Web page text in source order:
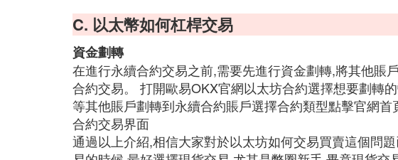
C. 以太幣如何杠桿交易
資金劃轉
在進行永續合約交易之前,需要先進行資金劃轉,將其他賬
合約交易。 打開歐易OKX官網以太坊合約選擇想要劃轉
等其他賬戶劃轉到永續合約賬戶選擇合約類型點擊官網
合約交易界面
通過以上介紹,相信大家對於以太坊如何交易買賣這個問